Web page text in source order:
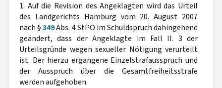
1. Auf die Revision des Angeklagten wird das Urteil
des Landgerichts Hamburg vom 20. August 2007
nach §349Abs. 4 StPO im Schuldspruch dahingehend
geändert, dass der Angeklagte im Fall II. 3 der
Urteilsgründe wegen sexueller Nötigung verurteilt
ist. Der hierzu ergangene Einzelstrafausspruch und
der Ausspruch über die Gesamtfreiheitsstrafe
werden aufgehoben.